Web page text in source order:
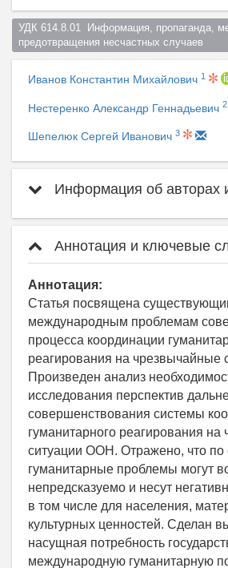
УДК 614.8.01  Информация, пропаганда,
предотвращения несчастных случаев
Иванов Константин Михайлович 1
Нестеренко Александр Геннадьевич 2
Шепелюк Сергей Иванович 3
Информация об авторах
Аннотация и ключевые
Аннотация:
Статья посвящена
международным проблемам
процесса координации
реагирования на чрезвычайные
Произведен анализ
исследования перспектив
совершенствования системы
гуманитарного реагирования
ситуации ООН. Отражено, что по
гуманитарные проблемы могут
непредсказуемо и несут
в том числе для населения,
культурных ценностей. Сделан
насущная потребность
международную гуманитарную